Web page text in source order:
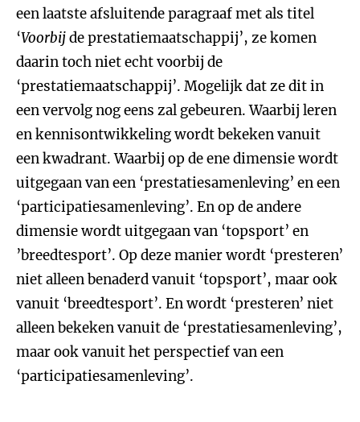
een laatste afsluitende paragraaf met als titel
‘Voorbijde prestatiemaatschappij’, ze komen
daarin toch niet echt voorbij de
‘prestatiemaatschappij’. Mogelijk dat ze dit in
een vervolg nog eens zal gebeuren. Waarbij leren
en kennisontwikkeling wordt bekeken vanuit
een kwadrant. Waarbij op de ene dimensie wordt
uitgegaan van een ‘prestatiesamenleving’ en een
‘participatiesamenleving’. En op de andere
dimensie wordt uitgegaan van ‘topsport’ en
’breedtesport’. Op deze manier wordt ‘presteren’
niet alleen benaderd vanuit ‘topsport’, maar ook
vanuit ‘breedtesport’. En wordt ‘presteren’ niet
alleen bekeken vanuit de ‘prestatiesamenleving’,
maar ook vanuit het perspectief van een
‘participatiesamenleving’.